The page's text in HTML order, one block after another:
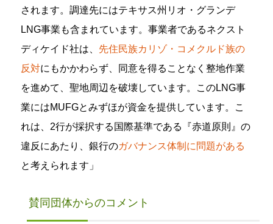
されます。調達先にはテキサス州リオ・グランデ
LNG事業も含まれています。事業者であるネクスト
ディケイド社は、 先住民族カリゾ・コメクルド族の
反対にもかかわらず、同意を得ることなく整地作業
を進めて、聖地周辺を破壊しています。このLNG事
業にはMUFGとみずほが資金を提供しています。こ
れは、2行が採択する国際基準である『赤道原則』の
違反にあたり、銀行のガバナンス体制に問題がある
と考えられます」
賛同団体からのコメント